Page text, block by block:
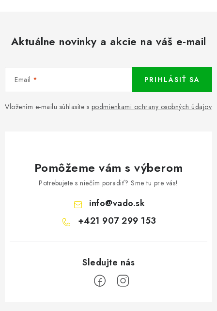
Aktuálne novinky a akcie na váš e-mail
Email
Vložením e-mailu súhlasíte s podmienkami ochrany osobných údajov
PRIHLÁSIŤ SA
Pomôžeme vám s výberom
Potrebujete s niečím poradiť? Sme tu pre vás!
info@vado.sk
+421 907 299 153